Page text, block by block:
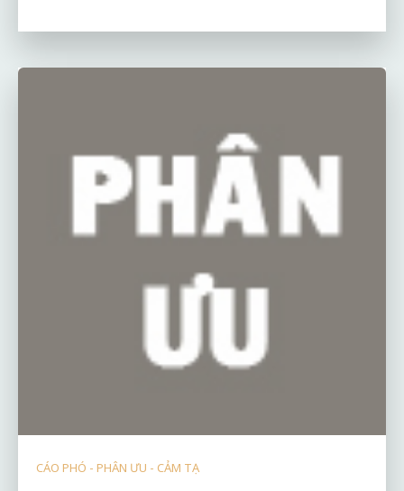
CÁO PHÓ - PHÂN ƯU - CẢM TẠ